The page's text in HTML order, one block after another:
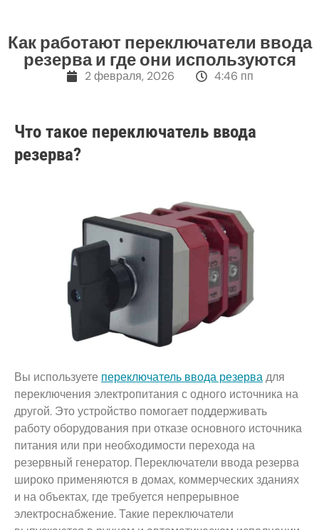
Как работают переключатели ввода
резерва и где они используются
2 февраля, 2026 4:46 пп
Что такое переключатель ввода
резерва?
Вы используете переключатель ввода резервадля
переключения электропитания с одного источника на
другой. Это устройство помогает поддерживать
работу оборудования при отказе основного источника
питания или при необходимости перехода на
резервный генератор. Переключатели ввода резерва
широко применяются в домах, коммерческих зданиях
и на объектах, где требуется непрерывное
электроснабжение. Такие переключатели